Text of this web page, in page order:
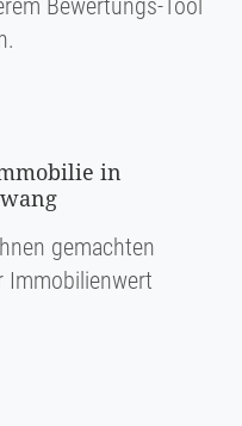
Bewertungs-Tool
in
gemachten
Immobilienwert